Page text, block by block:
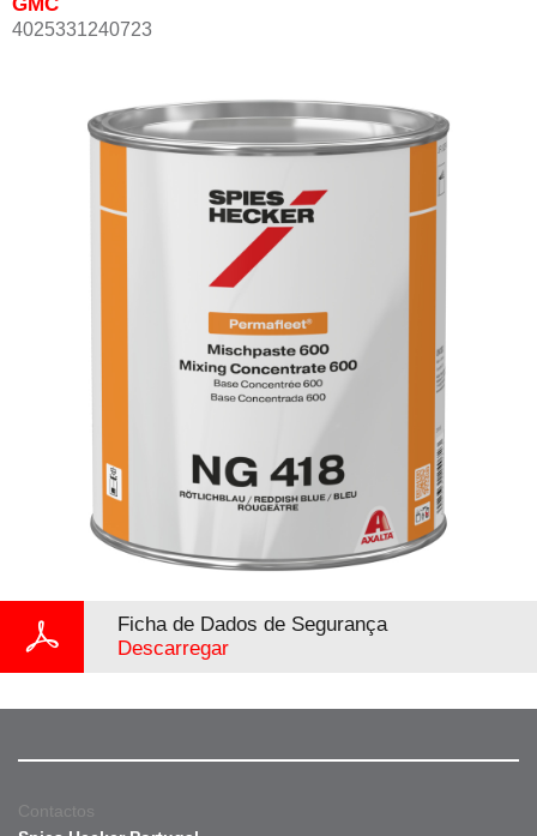
4025331240723
Ficha de Dados de Segurança
Descarregar
Contactos